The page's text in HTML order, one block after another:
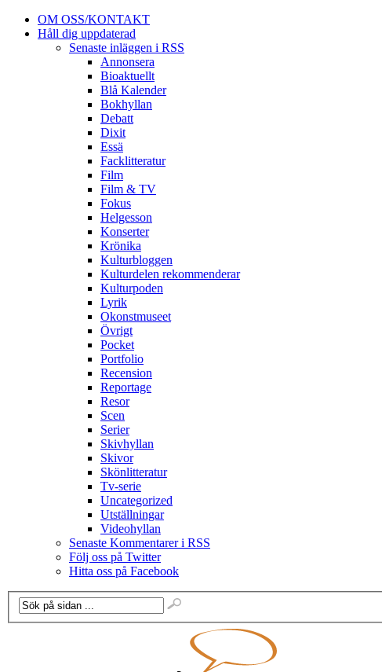
OM OSS/KONTAKT
Håll dig uppdaterad
Senaste inläggen i RSS
Annonsera
Bioaktuellt
Blå Kalender
Bokhyllan
Debatt
Dixit
Essä
Facklitteratur
Film
Film & TV
Fokus
Helgesson
Konserter
Krönika
Kulturbloggen
Kulturdelen rekommenderar
Kulturpoden
Lyrik
Okonstmuseet
Övrigt
Pocket
Portfolio
Recension
Reportage
Resor
Scen
Serier
Skivhyllan
Skivor
Skönlitteratur
Tv-serie
Uncategorized
Utställningar
Videohyllan
Senaste Kommentarer i RSS
Följ oss på Twitter
Hitta oss på Facebook